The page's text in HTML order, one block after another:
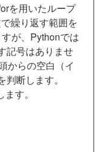
を用いたループ
繰り返す範囲を
が、Pythonでは
記号はありませ
からの空白（イ
断します。
す。